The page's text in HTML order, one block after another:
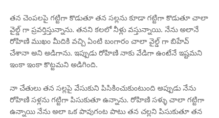
తన చెంపలపై గట్టిగా కొడుతూ తన సల్లను కూడా గట్టిగా కొడుతూ చాలా
వైల్డ్ గా ప్రవర్తిస్తున్నాను. తనని కలలో నీళ్లు వస్తున్నాయి. నేను అలానే
రోహిణి ముఖం మీదికి వచ్చి ఏంటి బంగారం చాలా వైల్డ్ గా బిహేవ్
చేశానా అని అడిగాను. ఇప్పుడు రోహిణి నాకు వేడిగా ఉంటేనే ఇష్టమని
ఇంకా ఇంకా కొట్టమని అడిగింది.
నా చేతులు తన సల్లపై వేసుకుని పిసికించుకుంటుంది అప్పుడు నేను
రోహిణి సళ్లను గట్టిగా పిసుకుతూ ఉన్నాను. రోహిణి సళ్ళు చాలా గట్టిగా
ఉన్నాయి నేను అలా ఒక పావుగంట పాటు తన చల్లని పిసుకుతూ తన